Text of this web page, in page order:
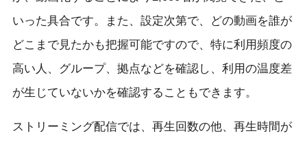
いった具合です。また、設定次第で、どの動画を誰が
どこまで見たかも把握可能ですので、特に利用頻度の
高い人、グループ、拠点などを確認し、利用の温度差
が生じていないかを確認することもできます。
ストリーミング配信では、再生回数の他、再生時間が